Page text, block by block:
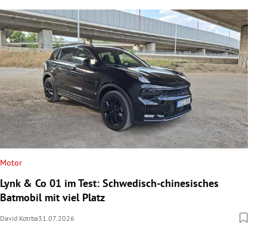
Motor
Lynk & Co 01 im Test: Schwedisch-chinesisches
Batmobil mit viel Platz
David Kotrba31.07.2026